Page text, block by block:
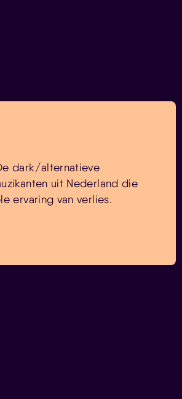
dark/alternatieve
uit Nederland die
ervaring van verlies.